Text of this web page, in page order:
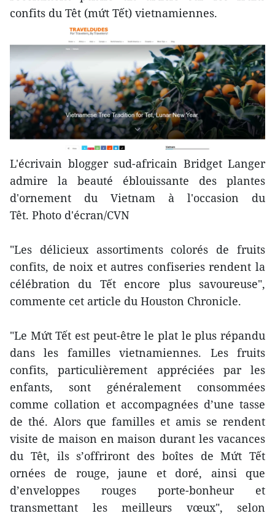
confits du Têt (mứt Tết) vietnamiennes.
L'écrivain blogger sud-africain Bridget Langer
admire la beauté éblouissante des plantes
d'ornement du Vietnam à l'occasion du
Têt. Photo d'écran/CVN
"Les délicieux assortiments colorés de fruits
confits, de noix et autres confiseries rendent la
célébration du Tết encore plus savoureuse",
commente cet article du Houston Chronicle.
"Le Mứt Tết est peut-être le plat le plus répandu
dans les familles vietnamiennes. Les fruits
confits, particulièrement appréciées par les
enfants, sont généralement consommées
comme collation et accompagnées d’une tasse
de thé. Alors que familles et amis se rendent
visite de maison en maison durant les vacances
du Têt, ils s’offriront des boîtes de Mứt Tết
ornées de rouge, jaune et doré, ainsi que
d’enveloppes rouges porte-bonheur et
transmettant les meilleurs vœux", selon